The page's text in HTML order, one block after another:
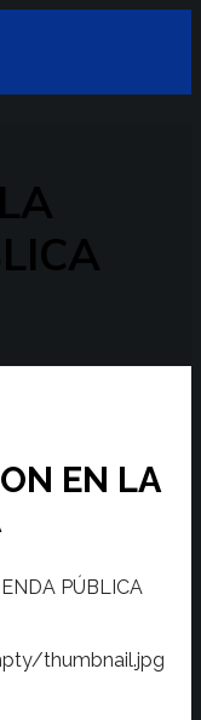
EN LA
PÚBLICA
thumbnail.jpg